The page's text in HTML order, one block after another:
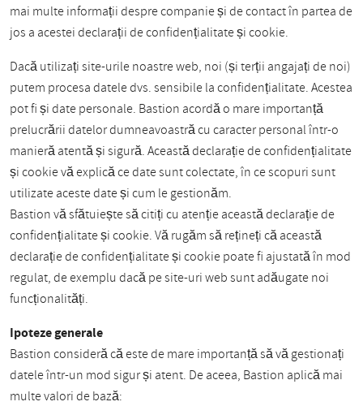
mai multe informații despre companie și de contact în partea de
jos a acestei declarații de confidențialitate și cookie.
Dacă utilizați site-urile noastre web, noi (și terții angajați de noi)
putem procesa datele dvs. sensibile la confidențialitate. Acestea
pot fi și date personale. Bastion acordă o mare importanță
prelucrării datelor dumneavoastră cu caracter personal într-o
manieră atentă și sigură. Această declarație de confidențialitate
și cookie vă explică ce date sunt colectate, în ce scopuri sunt
utilizate aceste date și cum le gestionăm.
Bastion vă sfătuiește să citiți cu atenție această declarație de
confidențialitate și cookie. Vă rugăm să rețineți că această
declarație de confidențialitate și cookie poate fi ajustată în mod
regulat, de exemplu dacă pe site-uri web sunt adăugate noi
funcționalități.
Ipoteze generale
Bastion consideră că este de mare importanță să vă gestionați
datele într-un mod sigur și atent. De aceea, Bastion aplică mai
multe valori de bază: